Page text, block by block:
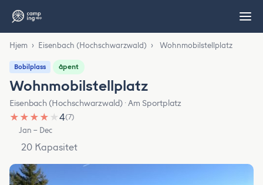
Hjem › Eisenbach (Hochschwarzwald) › Wohnmobilstellplatz
Bobilplass åpent
Wohnmobilstellplatz
Eisenbach (Hochschwarzwald) · Am Sportplatz
★ ★ ★ ★ ★4(7)
Jan – Dec
20 Kapasitet